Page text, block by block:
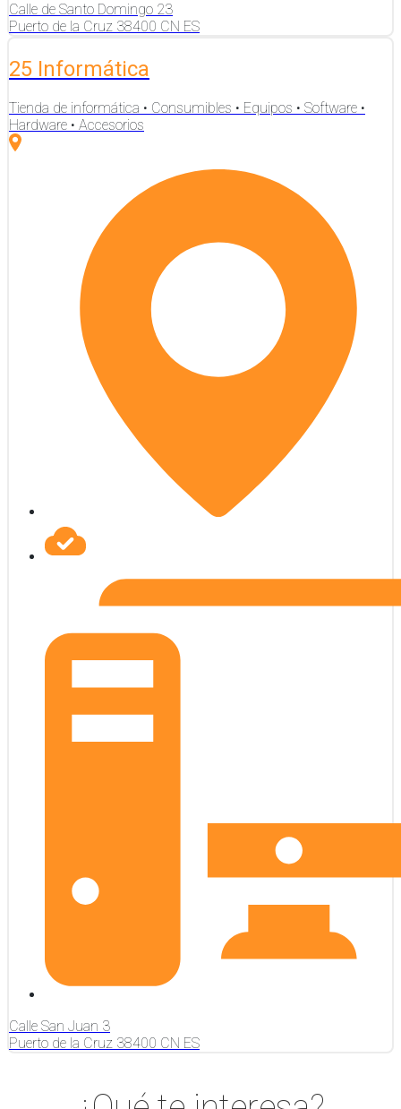
Calle de Santo Domingo 23
Puerto de la Cruz 38400 CN ES
25 Informática
Tienda de informática • Consumibles • Equipos • Software •
Hardware • Accesorios
Calle San Juan 3
Puerto de la Cruz 38400 CN ES